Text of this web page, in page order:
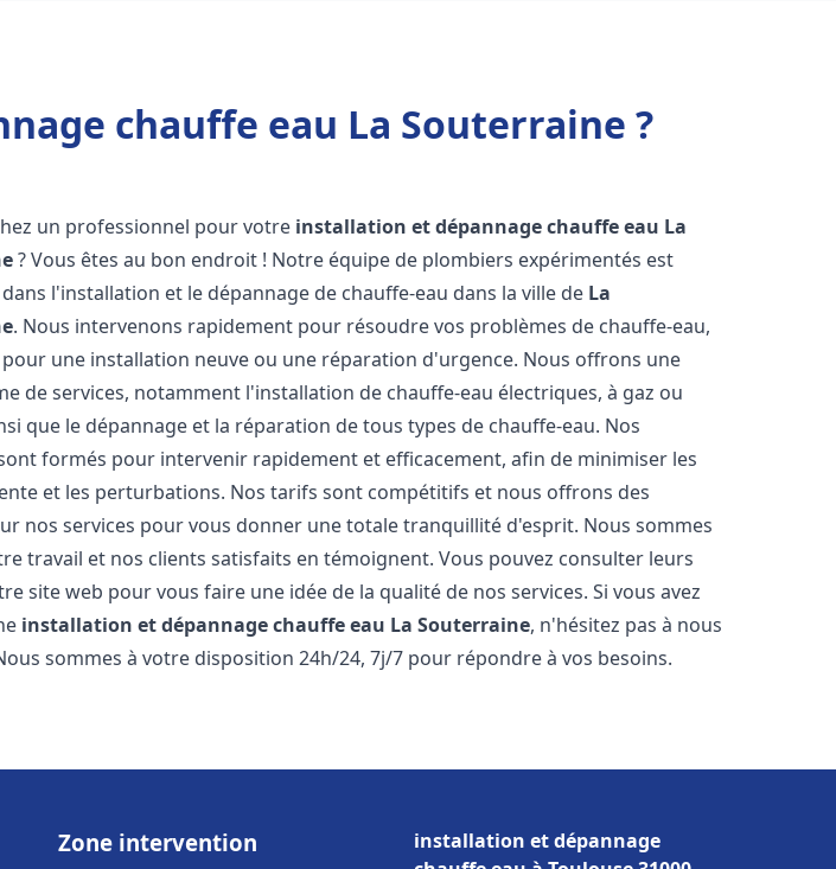
chauffe eau La Souterraine ?
un professionnel pour votre installation et dépannage chauffe eau La
? Vous êtes au bon endroit ! Notre équipe de plombiers expérimentés est
l'installation et le dépannage de chauffe-eau dans la ville de La
. Nous intervenons rapidement pour résoudre vos problèmes de chauffe-eau,
une installation neuve ou une réparation d'urgence. Nous offrons une
de services, notamment l'installation de chauffe-eau électriques, à gaz ou
que le dépannage et la réparation de tous types de chauffe-eau. Nos
formés pour intervenir rapidement et efficacement, afin de minimiser les
et les perturbations. Nos tarifs sont compétitifs et nous offrons des
nos services pour vous donner une totale tranquillité d'esprit. Nous sommes
travail et nos clients satisfaits en témoignent. Vous pouvez consulter leurs
site web pour vous faire une idée de la qualité de nos services. Si vous avez
installation et dépannage chauffe eau La Souterraine, n'hésitez pas à nous
sommes à votre disposition 24h/24, 7j/7 pour répondre à vos besoins.
Zone intervention
installation et dépannage